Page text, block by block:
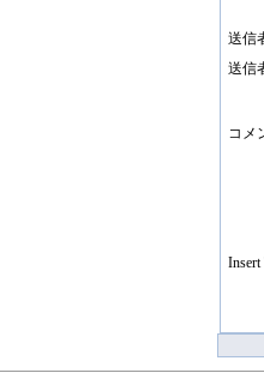
送信
送信
コメ
Insert